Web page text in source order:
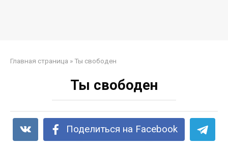
Главная страница »Ты свободен
Ты свободен
Поделиться на Facebook